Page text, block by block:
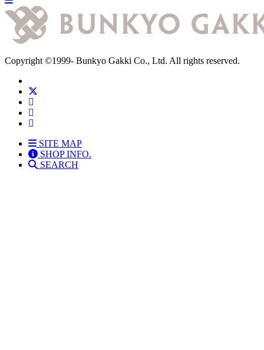
Copyright ©1999- Bunkyo Gakki Co., Ltd. All rights reserved.
SITE MAP
SHOP INFO.
SEARCH